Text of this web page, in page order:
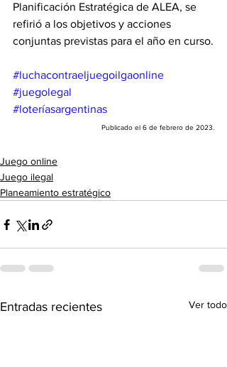
Planificación Estratégica de ALEA, se
refirió a los objetivos y acciones
conjuntas previstas para el año en curso.
#luchacontraeljuegoilgaonline
#juegolegal
#loteríasargentinas
Publicado el 6 de febrero de 2023.
Juego online
Juego ilegal
Planeamiento estratégico
Entradas recientes Ver todo